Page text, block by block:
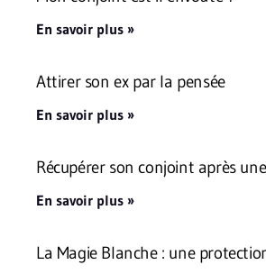
En savoir plus »
Attirer son ex par la pensée
En savoir plus »
Récupérer son conjoint après
En savoir plus »
La Magie Blanche : une